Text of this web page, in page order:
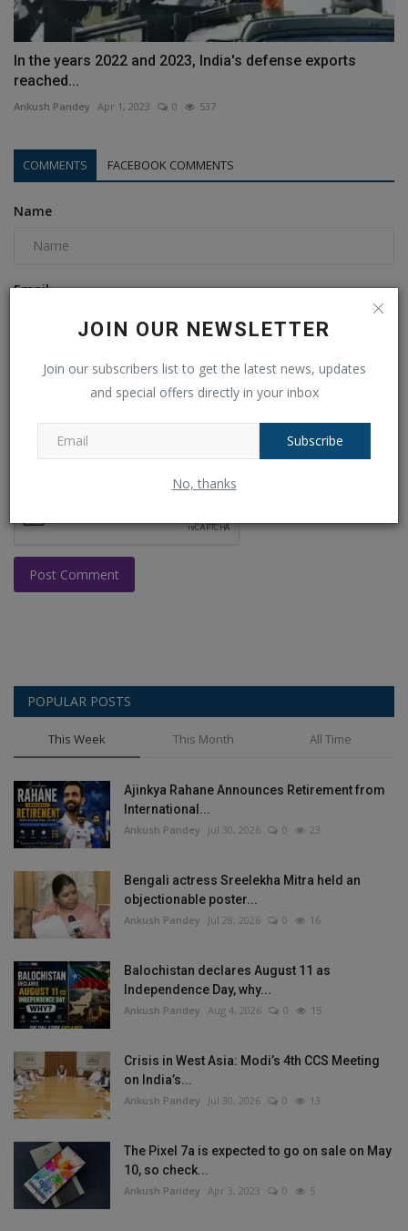
JOIN OUR NEWSLETTER
Join our subscribers list to get the latest news, updates
and special offers directly in your inbox
Subscribe
No, thanks
In the years 2022 and 2023, India's defense exports
reached...
Ankush Pandey Apr 1, 2023 0 537
COMMENTS FACEBOOK COMMENTS
Name
Email
Comment
Post Comment
POPULAR POSTS
This Week This Month All Time
Ajinkya Rahane Announces Retirement from
International...
Ankush Pandey Jul 30, 2026 0 23
Bengali actress Sreelekha Mitra held an
objectionable poster...
Ankush Pandey Jul 28, 2026 0 16
Balochistan declares August 11 as
Independence Day, why...
Ankush Pandey Aug 4, 2026 0 15
Crisis in West Asia: Modi’s 4th CCS Meeting
on India’s...
Ankush Pandey Jul 30, 2026 0 13
The Pixel 7a is expected to go on sale on May
10, so check...
Ankush Pandey Apr 3, 2023 0 5